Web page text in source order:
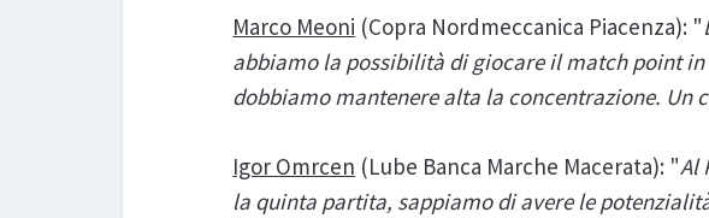
Marco Meoni (Copra Nordmeccanica Piacenza): "
abbiamo la possibilità di giocare il match point
dobbiamo mantenere alta la concentrazione. Un
Igor Omrcen (Lube Banca Marche Macerata): "Al
la quinta partita, sappiamo di avere le